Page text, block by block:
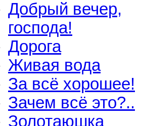
Добрый вечер,
господа!
Дорога
Живая вода
За всё хорошее!
Зачем всё это?..
Золотаюшка